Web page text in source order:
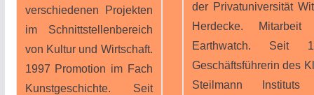
verschiedenen Projekten
im Schnittstellenbereich
von Kultur und Wirtschaft.
1997 Promotion im Fach
Kunstgeschichte. Seit
der Privatuniversität
Herdecke. Mitarbeit
Earthwatch. Seit
Geschäftsführerin des
Steilmann Instituts